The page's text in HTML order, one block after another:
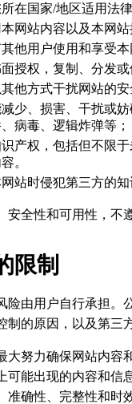
在国家/地区适用法
网站内容以及本网
他用户使用和享受本
授权，复制、分发
他方式干扰网站的
少、损害、干扰或
病毒、逻辑炸弹等；
产权，包括但不限
。
站时侵犯第三方的知
安全性和可用性，不
限制
险由用户自行承担。
制的原因，以及第三
大努力确保网站内容
可能出现的内容和信
准确性、完整性和时